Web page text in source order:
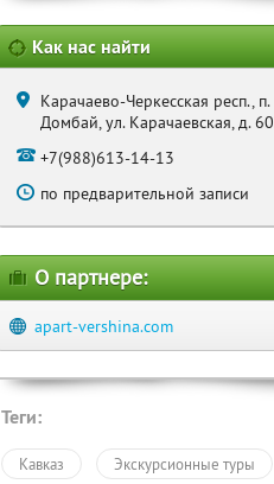
Как нас найти
Карачаево-Черкесская респ., п.
Домбай, ул. Карачаевская, д. 60
+7(988)613-14-13
по предварительной записи
О партнере:
apart-vershina.com
Теги:
Кавказ Экскурсионные туры